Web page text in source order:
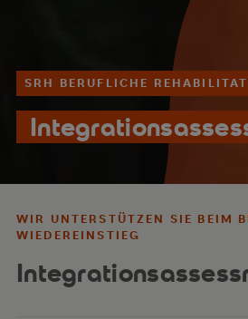
SRH BERUFLICHE
WIR UNTERSTÜTZEN SIE BEIM
WIEDEREINSTIEG